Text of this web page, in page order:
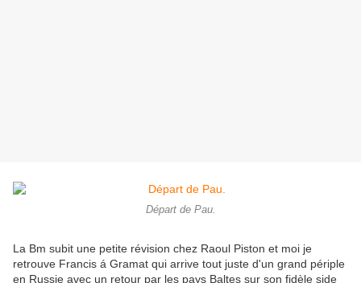
Départ de Pau.
La Bm subit une petite révision chez Raoul Piston et moi je
retrouve Francis á Gramat qui arrive tout juste d'un grand périple
en Russie avec un retour par les pays Baltes sur son fidèle side